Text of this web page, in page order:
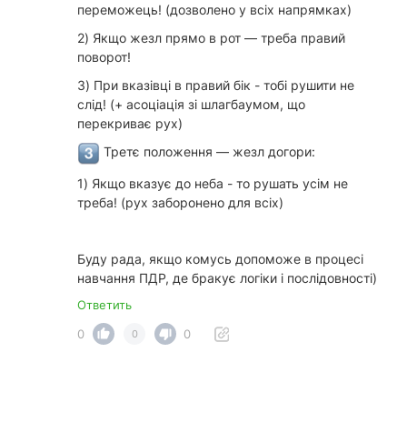
переможець! (дозволено у всіх напрямках)
2) Якщо жезл прямо в рот — треба правий
поворот!
3) При вказівці в правий бік - тобі рушити не
слід! (+ асоціація зі шлагбаумом, що
перекриває рух)
Третє положення — жезл догори:
1) Якщо вказує до неба - то рушать усім не
треба! (рух заборонено для всіх)
Буду рада, якщо комусь допоможе в процесі
навчання ПДР, де бракує логіки і послідовності)
Ответить
0
0 0